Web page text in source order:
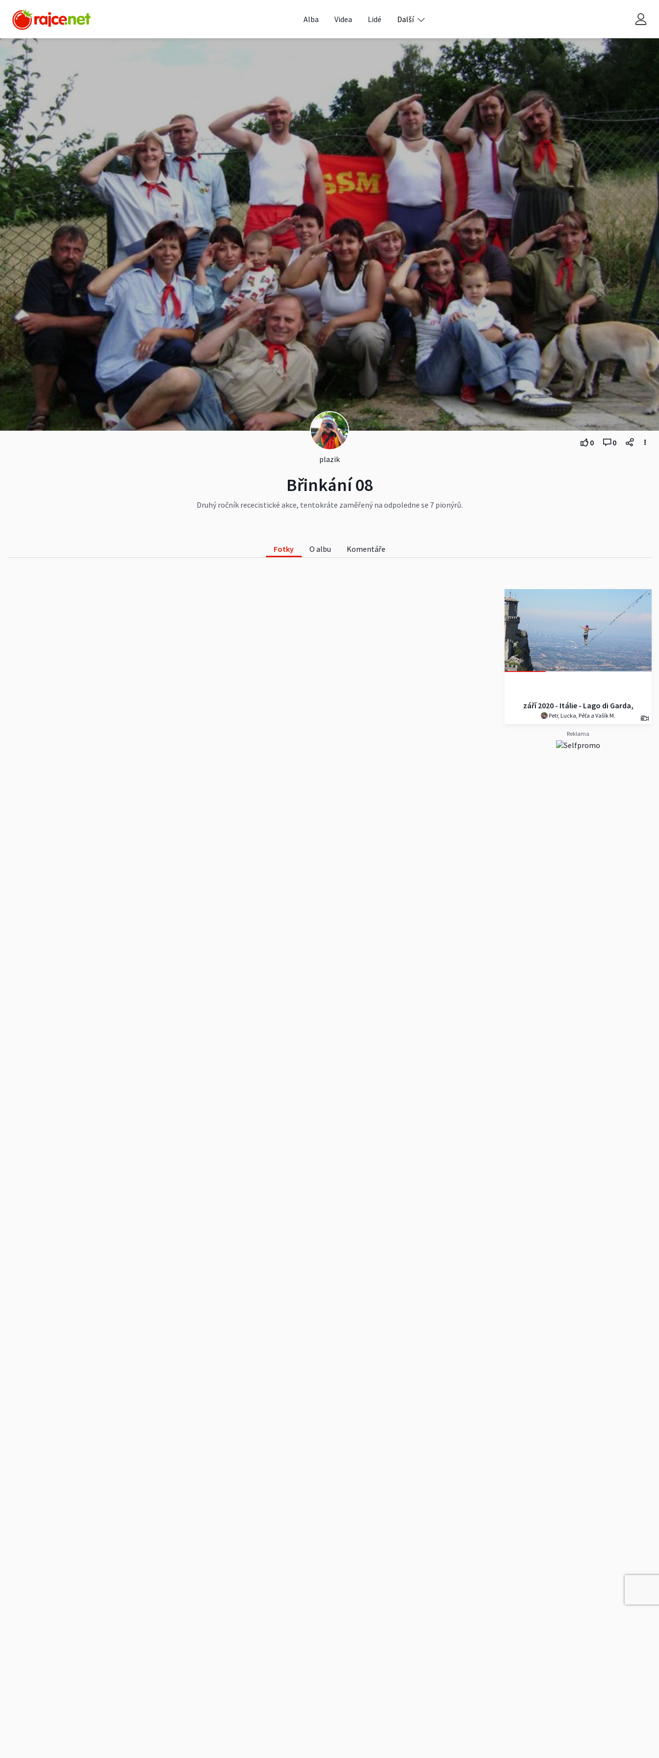
Alba Videa Lidé Další
plazik
Břinkání 08
Druhý ročník rececistické akce, tentokráte zaměřený na odpoledne se 7 pionýrů.
0 0
Fotky O albu Komentáře
září 2020 - Itálie - Lago di Garda,
San Marino
Petr, Lucka, Péťa a Vašík M.
Reklama